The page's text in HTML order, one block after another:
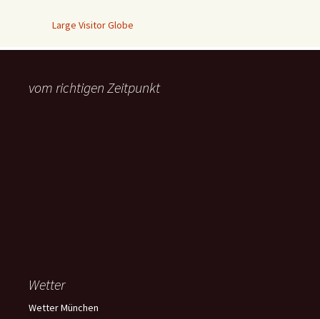
Large Visitor Globe
vom richtigen Zeitpunkt
Wetter
Wetter München